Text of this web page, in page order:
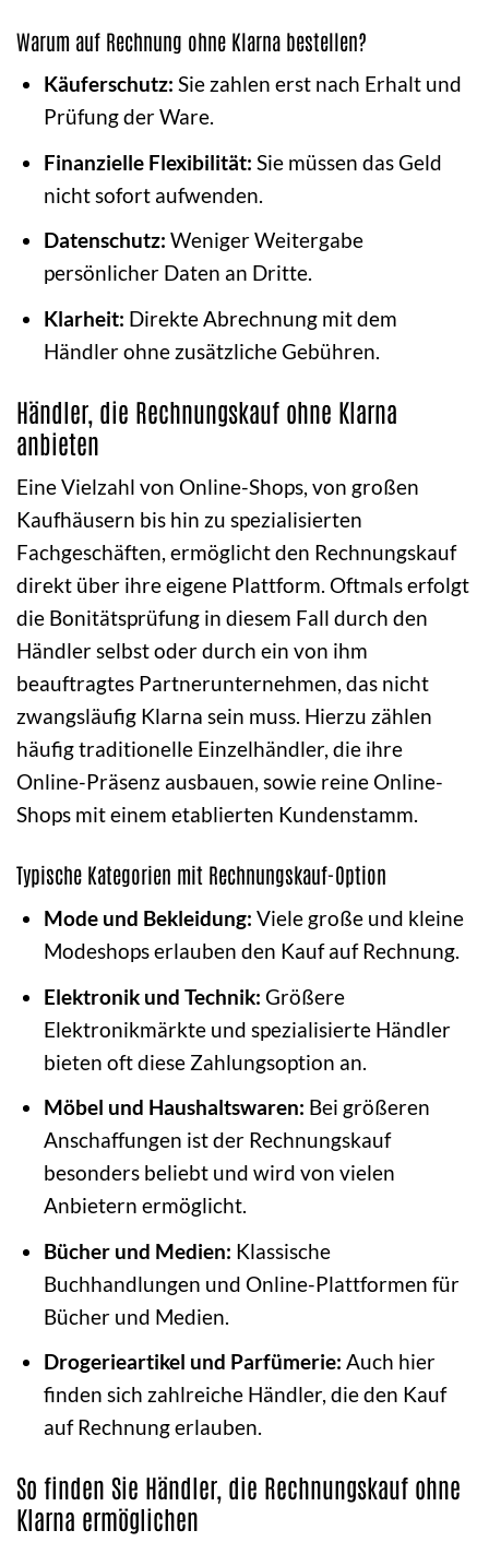
Warum auf Rechnung ohne Klarna bestellen?
Käuferschutz: Sie zahlen erst nach Erhalt und
Prüfung der Ware.
Finanzielle Flexibilität: Sie müssen das Geld
nicht sofort aufwenden.
Datenschutz: Weniger Weitergabe
persönlicher Daten an Dritte.
Klarheit: Direkte Abrechnung mit dem
Händler ohne zusätzliche Gebühren.
Händler, die Rechnungskauf ohne Klarna
anbieten
Eine Vielzahl von Online-Shops, von großen
Kaufhäusern bis hin zu spezialisierten
Fachgeschäften, ermöglicht den Rechnungskauf
direkt über ihre eigene Plattform. Oftmals erfolgt
die Bonitätsprüfung in diesem Fall durch den
Händler selbst oder durch ein von ihm
beauftragtes Partnerunternehmen, das nicht
zwangsläufig Klarna sein muss. Hierzu zählen
häufig traditionelle Einzelhändler, die ihre
Online-Präsenz ausbauen, sowie reine Online-
Shops mit einem etablierten Kundenstamm.
Typische Kategorien mit Rechnungskauf-Option
Mode und Bekleidung: Viele große und kleine
Modeshops erlauben den Kauf auf Rechnung.
Elektronik und Technik: Größere
Elektronikmärkte und spezialisierte Händler
bieten oft diese Zahlungsoption an.
Möbel und Haushaltswaren: Bei größeren
Anschaffungen ist der Rechnungskauf
besonders beliebt und wird von vielen
Anbietern ermöglicht.
Bücher und Medien: Klassische
Buchhandlungen und Online-Plattformen für
Bücher und Medien.
Drogerieartikel und Parfümerie: Auch hier
finden sich zahlreiche Händler, die den Kauf
auf Rechnung erlauben.
So finden Sie Händler, die Rechnungskauf ohne
Klarna ermöglichen